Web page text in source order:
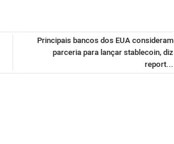
Principais bancos dos EUA consideram
parceria para lançar stablecoin, diz
report...